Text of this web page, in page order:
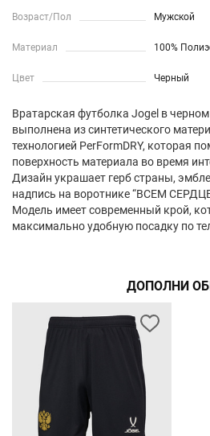
Возраст/Пол Мужской
Материал 100%
Цвет Черный
Вратарская футболка Jogel в
выполнена из синтетического
технологией PerFormDRY, которая
поверхность материала во время
Дизайн украшает герб страны,
надпись на воротнике “ВСЕМ
Модель имеет современный крой,
максимально удобную посадку по
ДОПОЛНИ